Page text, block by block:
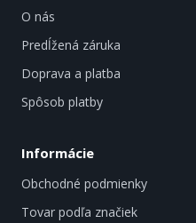
O nás
Predĺžená záruka
Doprava a platba
Spôsob platby
Informácie
Obchodné podmienky
Tovar podľa značiek